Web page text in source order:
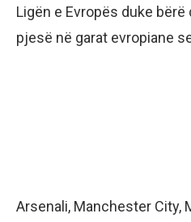
Ligën e Evropës duke
pjesë në garat evropiane
Arsenali, Manchester City,